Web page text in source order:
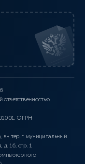
ОГРН
вн.тер.г. муниципальный
д. 16, стр. 1